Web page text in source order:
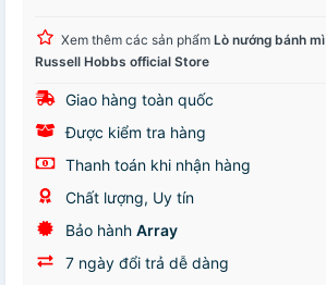
Xem thêm các sản phẩm Lò nướng bánh
Russell Hobbs official Store
Giao hàng toàn quốc
Được kiểm tra hàng
Thanh toán khi nhận hàng
Chất lượng, Uy tín
Bảo hành Array
7 ngày đổi trả dễ dàng